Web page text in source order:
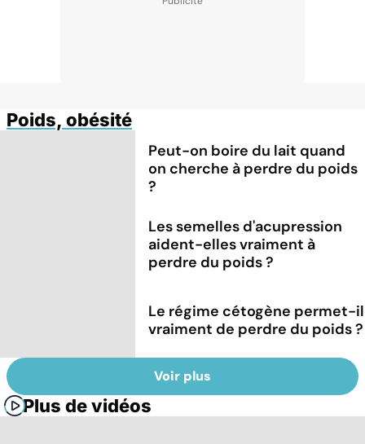
Poids, obésité
Peut-on boire du lait quand
on cherche à perdre du poids
?
Les semelles d'acupression
aident-elles vraiment à
perdre du poids ?
Le régime cétogène permet-il
vraiment de perdre du poids ?
Voir plus
Plus de vidéos